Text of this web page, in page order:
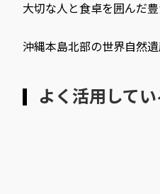
大切な人と食卓を囲んだ
沖縄本島北部の世界自然
よく活用して